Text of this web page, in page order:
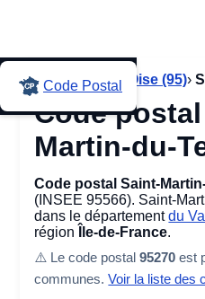
Code Postal
Accueil › Val-d'Oise (95)›
Code
Martin-du-
Code postal Saint-
(INSEE 95566). Saint-
dans le départementdu
région
Île-de-France.
⚠️ Le code postal95270 est
communes.Voir la liste des